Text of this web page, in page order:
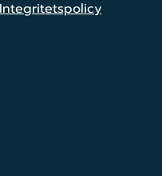
Integritetspolicy